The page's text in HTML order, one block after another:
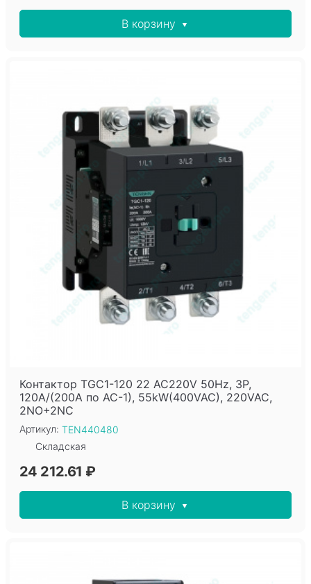
В корзину
Контактор TGC1-120 22 AC220V 50Hz, 3P,
120A/(200A по AC-1), 55kW(400VAC), 220VAC,
2NO+2NC
Артикул: TEN440480
Складская
24 212.61 ₽
В корзину